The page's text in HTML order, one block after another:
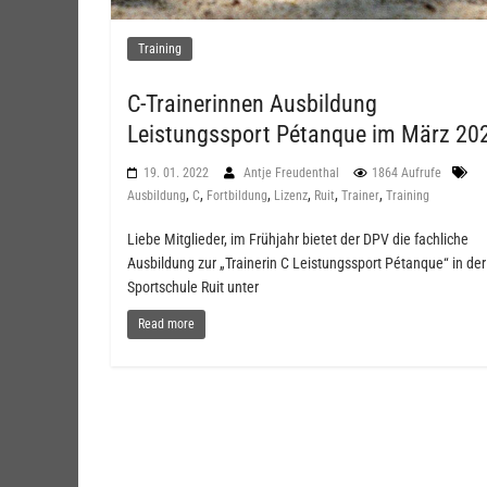
Training
C-Trainerinnen Ausbildung
Leistungssport Pétanque im März
19. 01. 2022 Antje Freudenthal
1864 Aufrufe
Ausbildung, C, Fortbildung, Lizenz, Ruit, Trainer, Training
Liebe Mitglieder, im Frühjahr bietet der DPV die fachliche
Ausbildung zur „Trainerin C Leistungssport Pétanque“ in der
Sportschule Ruit unter
Read more